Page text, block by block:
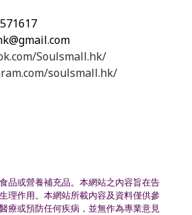
Soulsmall.hk/
soulsmall.hk/
品或營養補充品。 本網站之內容旨在告
理作用。 本網站所載內容及資料僅供參
醫療或預防任何疾病，並無作為專業意見